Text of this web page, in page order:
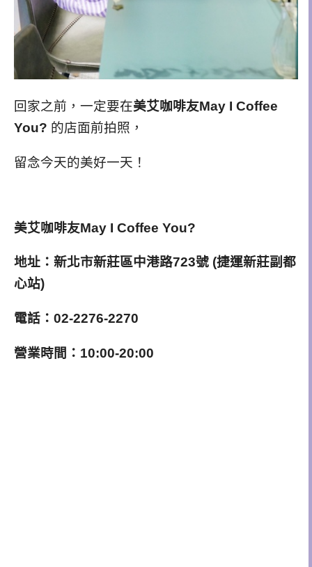
回家之前，一定要在美艾咖啡友May I Coffee
You? 的店面前拍照，
留念今天的美好一天！
美艾咖啡友May I Coffee You?
地址：新北市新莊區中港路723號 (捷運新莊副都
心站)
電話：02-2276-2270
營業時間：10:00-20:00